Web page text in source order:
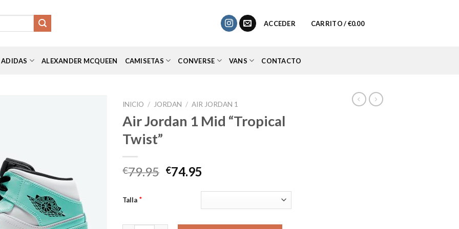
ACCEDER CARRITO /€0.00
ADIDAS ALEXANDER MCQUEEN CAMISETAS CONVERSE VANS CONTACTO
INICIO / JORDAN / AIR JORDAN 1
Air Jordan 1 Mid “Tropical
Twist”
€79.95 El
original
€74.95
actual
es:
Talla *